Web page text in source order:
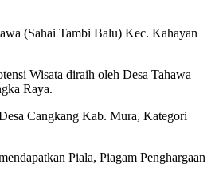
(Sahai Tambi Balu) Kec. Kahayan
Wisata diraih oleh Desa Tahawa
Raya.
Cangkang Kab. Mura, Kategori
Piala, Piagam Penghargaan